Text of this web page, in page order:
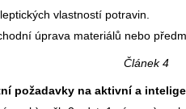
vlastností potravin.
úprava materiálů nebo
Článek 4
požadavky na aktivní a